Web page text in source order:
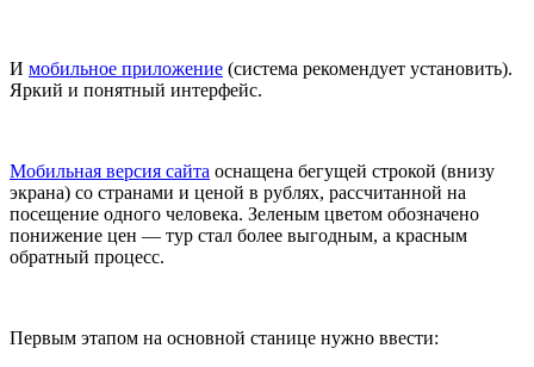
И мобильное приложение (система рекомендует установить).
Яркий и понятный интерфейс.
Мобильная версия сайта оснащена бегущей строкой (внизу
экрана) со странами и ценой в рублях, рассчитанной на
посещение одного человека. Зеленым цветом обозначено
понижение цен — тур стал более выгодным, а красным
обратный процесс.
Первым этапом на основной станице нужно ввести: